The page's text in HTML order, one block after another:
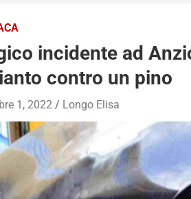
incidente ad
contro un pino
1, 2022 Longo Elisa